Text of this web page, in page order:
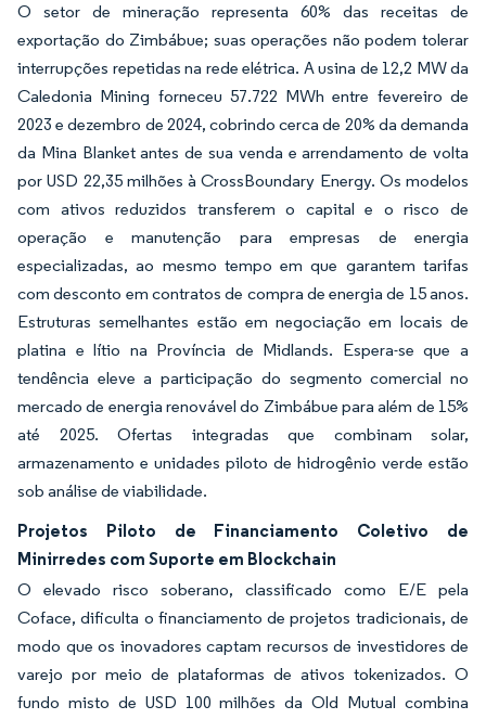
O setor de mineração representa 60% das receitas de
exportação do Zimbábue; suas operações não podem tolerar
interrupções repetidas na rede elétrica. A usina de 12,2 MW da
Caledonia Mining forneceu 57.722 MWh entre fevereiro de
2023 e dezembro de 2024, cobrindo cerca de 20% da demanda
da Mina Blanket antes de sua venda e arrendamento de volta
por USD 22,35 milhões à CrossBoundary Energy. Os modelos
com ativos reduzidos transferem o capital e o risco de
operação e manutenção para empresas de energia
especializadas, ao mesmo tempo em que garantem tarifas
com desconto em contratos de compra de energia de 15 anos.
Estruturas semelhantes estão em negociação em locais de
platina e lítio na Província de Midlands. Espera-se que a
tendência eleve a participação do segmento comercial no
mercado de energia renovável do Zimbábue para além de 15%
até 2025. Ofertas integradas que combinam solar,
armazenamento e unidades piloto de hidrogênio verde estão
sob análise de viabilidade.
Projetos Piloto de Financiamento Coletivo de
Minirredes com Suporte em Blockchain
O elevado risco soberano, classificado como E/E pela
Coface, dificulta o financiamento de projetos tradicionais, de
modo que os inovadores captam recursos de investidores de
varejo por meio de plataformas de ativos tokenizados. O
fundo misto de USD 100 milhões da Old Mutual combina